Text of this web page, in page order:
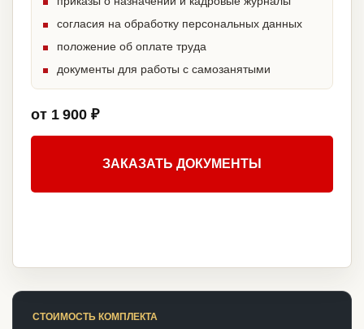
согласия на обработку персональных данных
положение об оплате труда
документы для работы с самозанятыми
от 1 900 ₽
ЗАКАЗАТЬ ДОКУМЕНТЫ
СТОИМОСТЬ КОМПЛЕКТА